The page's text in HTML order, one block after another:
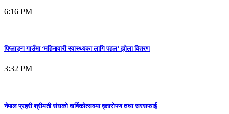
6:16 PM
पिप्लाङ्ग गाउँमा ‘महिनावारी स्वास्थ्यका लागि पहल’ झोला वितरण
3:32 PM
नेपाल प्रहरी श्रीमती संघको वार्षिकोत्सवमा वृक्षारोपण तथा सरसफाई